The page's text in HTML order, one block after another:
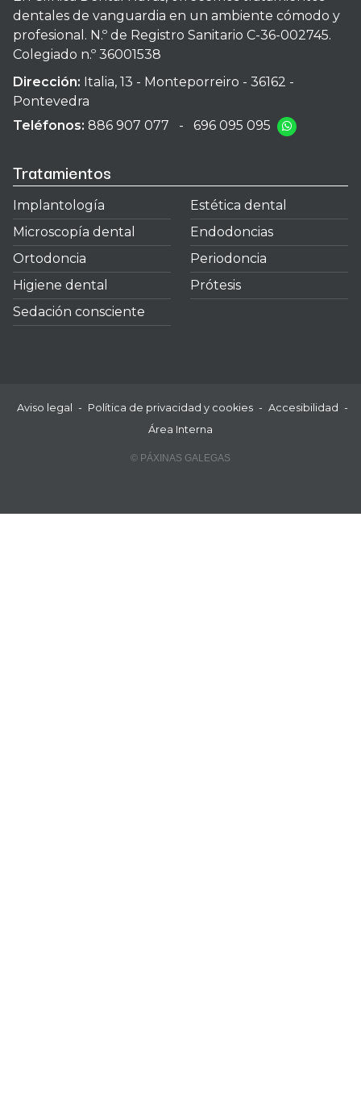
dentales de vanguardia en un ambiente cómodo y
profesional. N.º de Registro Sanitario C-36-002745.
Colegiado n.º 36001538
Dirección: Italia, 13 - Monteporreiro - 36162 -
Pontevedra
Teléfonos: 886 907 077 - 696 095 095
Tratamientos
Implantología
Estética dental
Microscopía dental
Endodoncias
Ortodoncia
Periodoncia
Higiene dental
Prótesis
Sedación consciente
Aviso legal - Política de privacidad y cookies - Accesibilidad -
Área Interna
© PÁXINAS GALEGAS